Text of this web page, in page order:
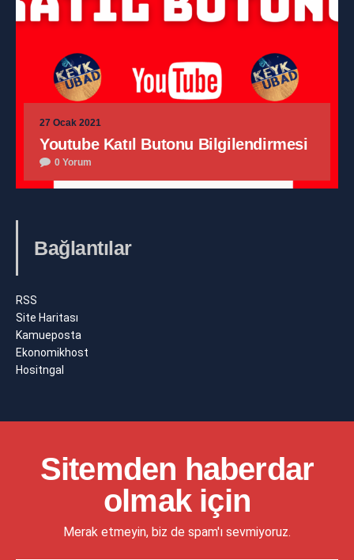
27 Ocak 2021
Youtube Katıl Butonu Bilgilendirmesi
0 Yorum
Bağlantılar
RSS
Site Haritası
Kamueposta
Ekonomikhost
Hositngal
Sitemden haberdar
olmak için
Merak etmeyin, biz de spam'ı sevmiyoruz.